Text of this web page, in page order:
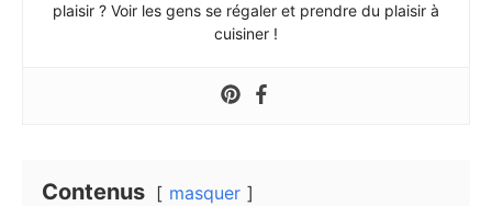
plaisir ? Voir les gens se régaler et prendre du plaisir à
cuisiner !
Contenus masquer